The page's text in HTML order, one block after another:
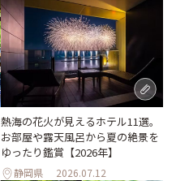
熱海の花火が見えるホテル11選。
お部屋や露天風呂から夏の絶景を
ゆったり鑑賞【2026年】
静岡県 2026.07.12